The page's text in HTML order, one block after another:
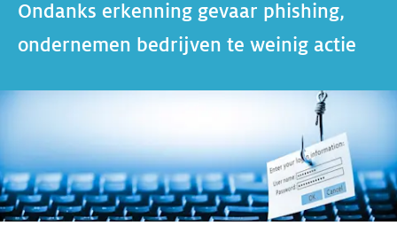
Ondanks erkenning gevaar phishing,
ondernemen bedrijven te weinig actie